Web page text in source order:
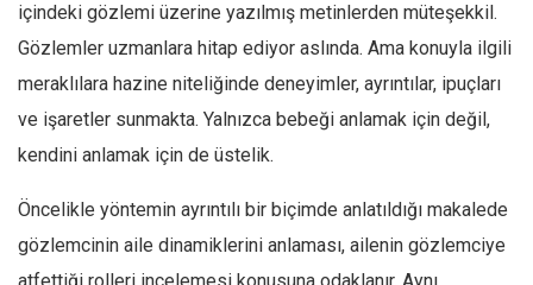
içindeki gözlemi üzerine yazılmış metinlerden müteşekkil.
Gözlemler uzmanlara hitap ediyor aslında. Ama konuyla ilgili
meraklılara hazine niteliğinde deneyimler, ayrıntılar, ipuçları
ve işaretler sunmakta. Yalnızca bebeği anlamak için değil,
kendini anlamak için de üstelik.
Öncelikle yöntemin ayrıntılı bir biçimde anlatıldığı makalede
gözlemcinin aile dinamiklerini anlaması, ailenin gözlemciye